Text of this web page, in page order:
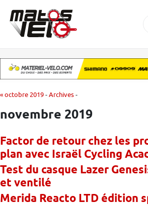
« octobre 2019-Archives-
novembre 2019
Factor de retour chez les
plan avec Israël Cycling
Test du casque Lazer
et ventilé
Merida Reacto LTD édition